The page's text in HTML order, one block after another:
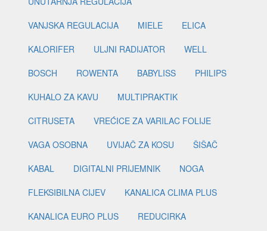
VANJSKA REGULACIJA
MIELE
ELICA
KALORIFER
ULJNI RADIJATOR
WELL
BOSCH
ROWENTA BABYLISS
PHILIPS
KUHALO ZA KAVU
MULTIPRAKTIK
CITRUSETA
VREĆICE ZA VARILAC FOLIJE
VAGA OSOBNA
UVIJAČ ZA KOSU
ŠIŠAČ
KABAL
DIGITALNI PRIJEMNIK
NOGA
FLEKSIBILNA CIJEV
KANALICA CLIMA PLUS
KANALICA EURO PLUS
REDUCIRKA